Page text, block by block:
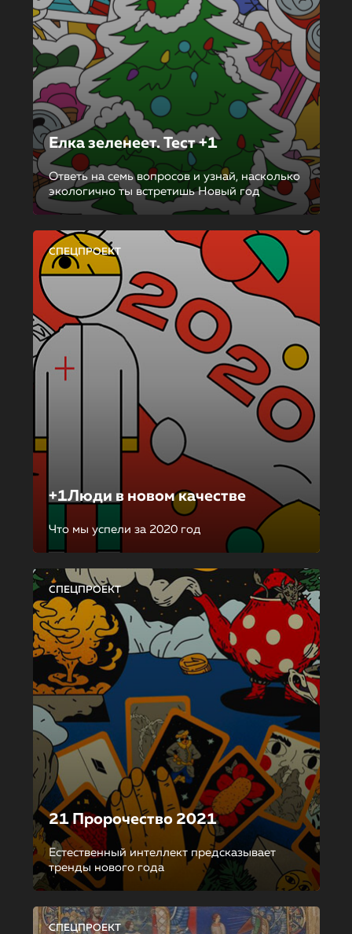
Елка зеленеет. Тест +1
Ответь на семь вопросов и узнай, насколько
экологично ты встретишь Новый год
СПЕЦПРОЕКТ
+1Люди в новом качестве
Что мы успели за 2020 год
СПЕЦПРОЕКТ
21 Пророчество 2021
Естественный интеллект предсказывает
тренды нового года
СПЕЦПРОЕКТ